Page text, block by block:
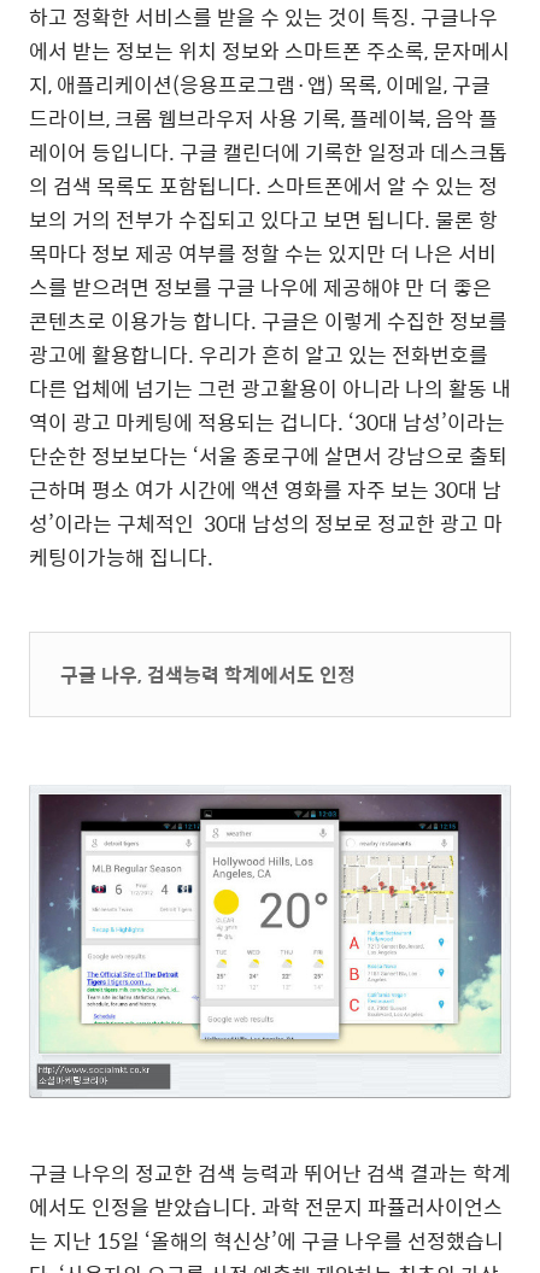
하고 정확한 서비스를 받을 수 있는 것이 특징. 구글나우
에서 받는 정보는 위치 정보와 스마트폰 주소록, 문자메시
지, 애플리케이션(응용프로그램·앱) 목록, 이메일, 구글
드라이브, 크롬 웹브라우저 사용 기록, 플레이북, 음악 플
레이어 등입니다. 구글 캘린더에 기록한 일정과 데스크톱
의 검색 목록도 포함됩니다. 스마트폰에서 알 수 있는 정
보의 거의 전부가 수집되고 있다고 보면 됩니다. 물론 항
목마다 정보 제공 여부를 정할 수는 있지만 더 나은 서비
스를 받으려면 정보를 구글 나우에 제공해야 만 더 좋은
콘텐츠로 이용가능 합니다. 구글은 이렇게 수집한 정보를
광고에 활용합니다. 우리가 흔히 알고 있는 전화번호를
다른 업체에 넘기는 그런 광고활용이 아니라 나의 활동 내
역이 광고 마케팅에 적용되는 겁니다. ‘30대 남성’이라는
단순한 정보보다는 ‘서울 종로구에 살면서 강남으로 출퇴
근하며 평소 여가 시간에 액션 영화를 자주 보는 30대 남
성’이라는 구체적인 30대 남성의 정보로 정교한 광고 마
케팅이가능해 집니다.
구글 나우, 검색능력 학계에서도 인정
구글 나우의 정교한 검색 능력과 뛰어난 검색 결과는 학계
에서도 인정을 받았습니다. 과학 전문지 파퓰러사이언스
는 지난 15일 ‘올해의 혁신상’에 구글 나우를 선정했습니